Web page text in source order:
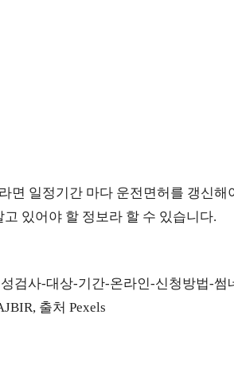
면 일정기간 마다 운전면허를 갱신
있어야 할 정보라 할 수 있습니다.
출처 Pexels